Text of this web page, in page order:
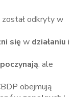
odkryty w
się w działaniu i
, ale
obejmują